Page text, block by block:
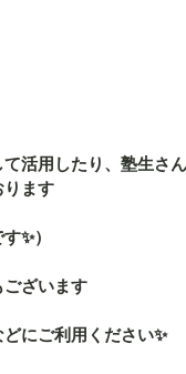
活用したり、塾生さ
ります
✨）
ざいます
にご利用ください✨